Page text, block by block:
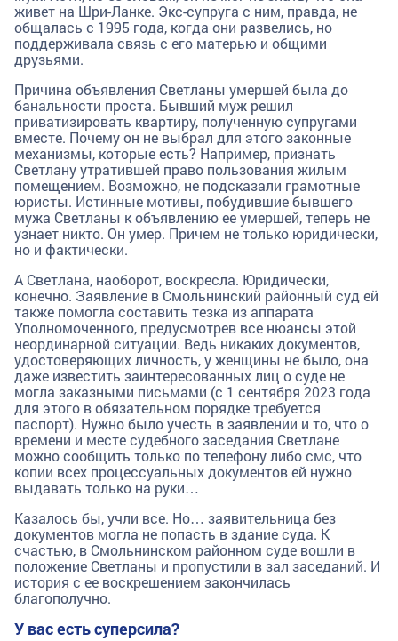
живет на Шри-Ланке. Экс-супруга с ним, правда, не
общалась с 1995 года, когда они развелись, но
поддерживала связь с его матерью и общими
друзьями.
Причина объявления Светланы умершей была до
банальности проста. Бывший муж решил
приватизировать квартиру, полученную супругами
вместе. Почему он не выбрал для этого законные
механизмы, которые есть? Например, признать
Светлану утратившей право пользования жилым
помещением. Возможно, не подсказали грамотные
юристы. Истинные мотивы, побудившие бывшего
мужа Светланы к объявлению ее умершей, теперь не
узнает никто. Он умер. Причем не только юридически,
но и фактически.
А Светлана, наоборот, воскресла. Юридически,
конечно. Заявление в Смольнинский районный суд ей
также помогла составить тезка из аппарата
Уполномоченного, предусмотрев все нюансы этой
неординарной ситуации. Ведь никаких документов,
удостоверяющих личность, у женщины не было, она
даже известить заинтересованных лиц о суде не
могла заказными письмами (с 1 сентября 2023 года
для этого в обязательном порядке требуется
паспорт). Нужно было учесть в заявлении и то, что о
времени и месте судебного заседания Светлане
можно сообщить только по телефону либо смс, что
копии всех процессуальных документов ей нужно
выдавать только на руки…
Казалось бы, учли все. Но… заявительница без
документов могла не попасть в здание суда. К
счастью, в Смольнинском районном суде вошли в
положение Светланы и пропустили в зал заседаний. И
история с ее воскрешением закончилась
благополучно.
У вас есть суперсила?